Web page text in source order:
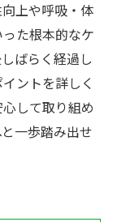
上や呼吸・体
た根本的なケ
ばらく経過し
ントを詳しく
して取り組め
一歩踏み出せ